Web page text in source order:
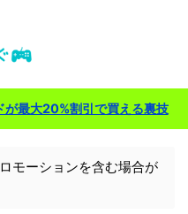
最大20%割引で買える裏技
モーションを含む場合が